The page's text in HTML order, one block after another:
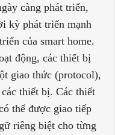
càng phát triển,
kỳ phát triển mạnh
của smart home.
động, các thiết bị
giao thức (protocol),
thiết bị. Các thiết
thể được giao tiếp
riêng biệt cho từng